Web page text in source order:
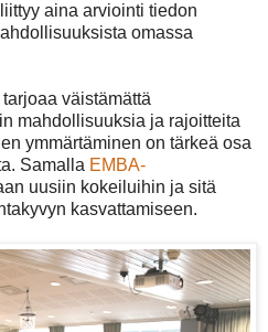
aina arviointi tiedon
omassa
väistämättä
mahdollisuuksia ja rajoitteita
ymmärtäminen on tärkeä osa
Samalla EMBA-
uusiin kokeiluihin ja sitä
kasvattamiseen.